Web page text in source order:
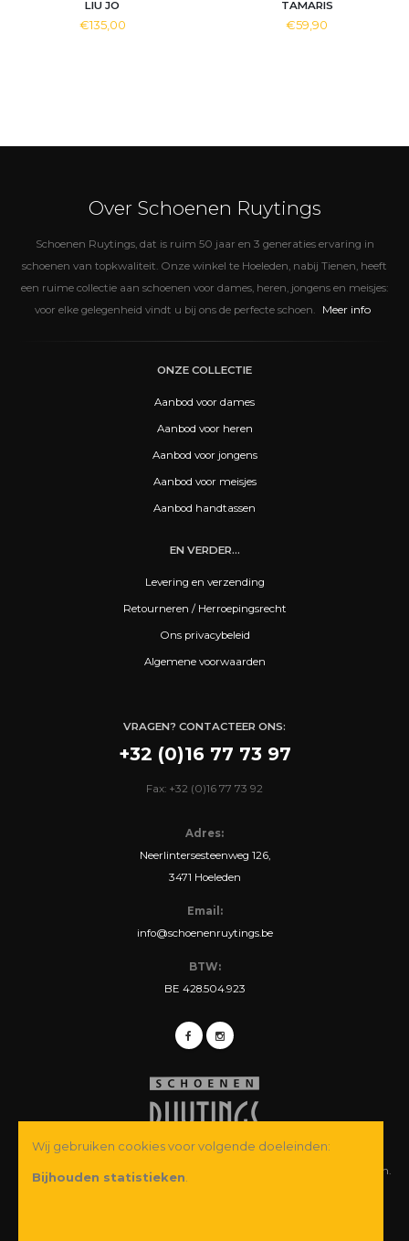
LIU JO
€135,00
TAMARIS
€59,90
Over Schoenen Ruytings
Schoenen Ruytings, dat is ruim 50 jaar en 3 generaties ervaring in
schoenen van topkwaliteit. Onze winkel te Hoeleden, nabij Tienen, heeft
een ruime collectie aan schoenen voor dames, heren, jongens en meisjes:
voor elke gelegenheid vindt u bij ons de perfecte schoen.
Meer info
ONZE COLLECTIE
Aanbod voor dames
Aanbod voor heren
Aanbod voor jongens
Aanbod voor meisjes
Aanbod handtassen
EN VERDER...
Levering en verzending
Retourneren / Herroepingsrecht
Ons privacybeleid
Algemene voorwaarden
VRAGEN? CONTACTEER ONS:
+32 (0)16 77 73 97
Fax: +32 (0)16 77 73 92
Adres:
Neerlintersesteenweg 126,
3471 Hoeleden
Email:
info@schoenenruytings.be
BTW:
BE 428.504.923
© Copyright 2026 Schoenen Ruytings BVBA. Alle rechten voorbehouden.
Wij gebruiken cookies voor volgende doeleinden:
Bijhouden statistieken